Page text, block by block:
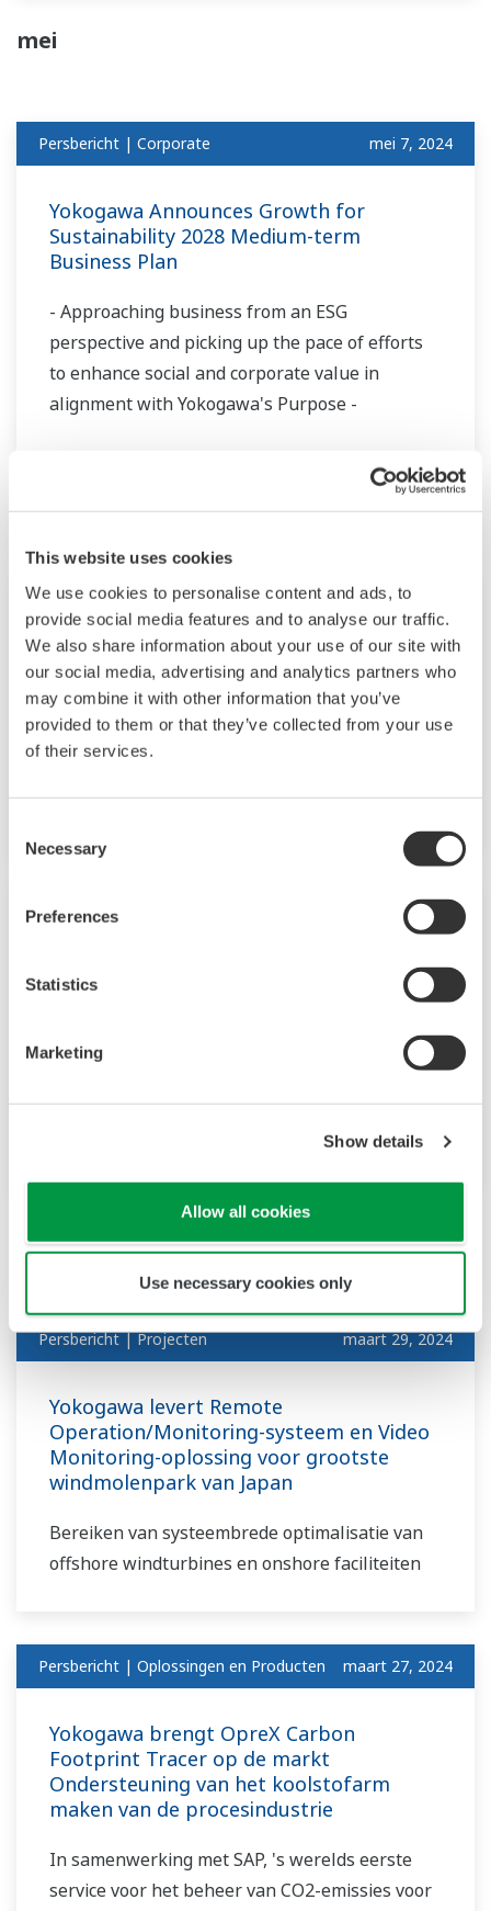
This website uses cookies
We use cookies to personalise content and ads, to
provide social media features and to analyse our traffic.
We also share information about your use of our site with
our social media, advertising and analytics partners who
may combine it with other information that you’ve
provided to them or that they’ve collected from your use
of their services.
Selection
Necessary
Preferences
Statistics
Marketing
Show details
Allow all cookies
Use necessary cookies only
mei
Persbericht | Corporate mei 7, 2024
Yokogawa Announces Growth for
Sustainability 2028 Medium-term
Business Plan
- Approaching business from an ESG
perspective and picking up the pace of efforts
to enhance social and corporate value in
alignment with Yokogawa's Purpose -
Persbericht | Corporate april 16, 2024
Yokogawa en GridBeyond sluiten
investerings- en strategische
partnerschapsovereenkomsten af
elektriciteit en energie advies
Persbericht | Oplossingen en Producten april 15, 2024
Yokogawa upgrade het CENTUM VP
Integrated Production Control System
Versterken van support voor industriële
beschikbaarheid van de installatie en
maart
Persbericht | Projecten maart 29, 2024
Yokogawa levert Remote
Operation/Monitoring-systeem en Video
Monitoring-oplossing voor grootste
windmolenpark van Japan
Bereiken van systeembrede optimalisatie van
offshore windturbines en onshore faciliteiten
Persbericht | Oplossingen en Producten maart 27, 2024
Yokogawa brengt OpreX Carbon
Footprint Tracer op de markt
Ondersteuning van het koolstofarm
maken van de procesindustrie
In samenwerking met SAP, 's werelds eerste
service voor het beheer van CO2-emissies voor